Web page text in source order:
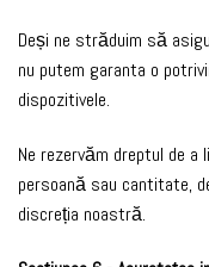
Deși ne străduim să
nu putem garanta o
dispozitivele.
Ne rezervăm dreptul de a
persoană sau cantitate,
discreția noastră.